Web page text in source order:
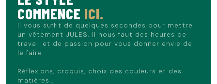
COMMENCE ICI.
Il vous suffit de quelques secondes pour mettre
un vêtement JULES. Il nous faut des heures de
travail et de passion pour vous donner envie de
le faire.
Réflexions, croquis, choix des couleurs et des
matières…